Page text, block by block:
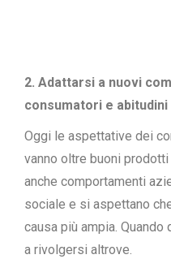
2. Adattarsi a nuovi
consumatori e
Oggi le aspettative dei
vanno oltre buoni
anche comportamenti
sociale e si aspettano
causa più ampia.
a rivolgersi altrove.